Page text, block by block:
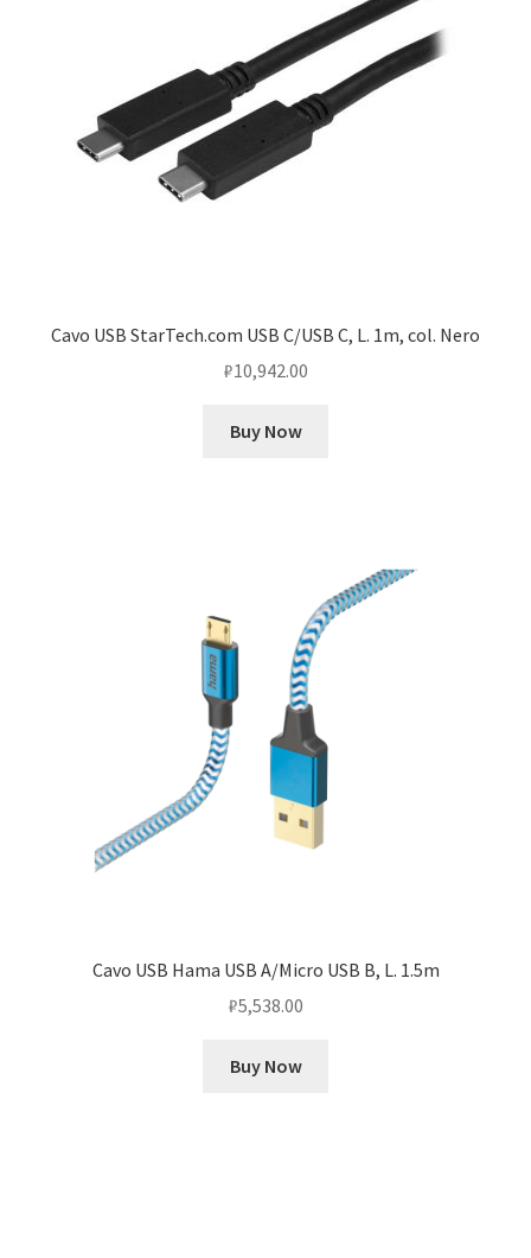
Cavo USB StarTech.com USB C/USB C, L. 1m, col. Nero
₽10,942.00
Buy Now
Cavo USB Hama USB A/Micro USB B, L. 1.5m
₽5,538.00
Buy Now